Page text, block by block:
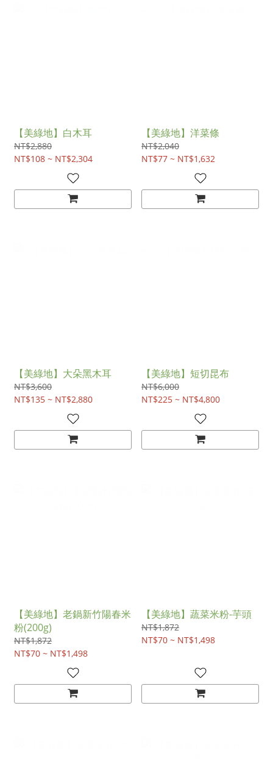
【美綠地】白木耳
NT$2,880
NT$108 ~ NT$2,304
【美綠地】洋菜條
NT$2,040
NT$77 ~ NT$1,632
【美綠地】大朵黑木耳
NT$3,600
NT$135 ~ NT$2,880
【美綠地】短切昆布
NT$6,000
NT$225 ~ NT$4,800
【美綠地】老鍋新竹陽春米
粉(200g)
NT$1,872
NT$70 ~ NT$1,498
【美綠地】蔬菜米粉-芋頭
NT$1,872
NT$70 ~ NT$1,498